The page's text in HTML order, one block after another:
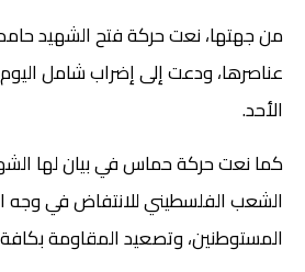
من جهتها، نعت حركة فتح الشهيد
عناصرها، ودعت إلى إضراب شامل
الأحد.
كما نعت حركة حماس في بيان لها
الشعب الفلسطيني للانتفاض في وجه
المستوطنين، وتصعيد المقاومة